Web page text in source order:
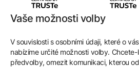
Vaše možnosti volby
V souvislosti s osobními údaji, které o
nabízíme určité možnosti volby.
předvolby, omezit komunikaci, kterou